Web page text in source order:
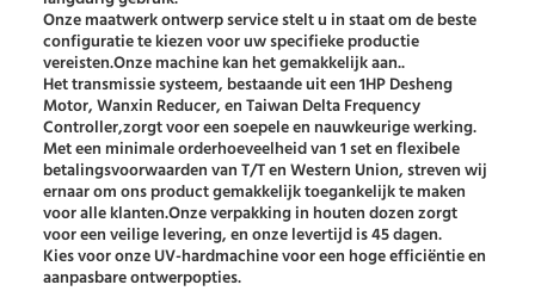
Onze maatwerk ontwerp service stelt u in staat om de beste
configuratie te kiezen voor uw specifieke productie
vereisten.Onze machine kan het gemakkelijk aan..
Het transmissie systeem, bestaande uit een 1HP Desheng
Motor, Wanxin Reducer, en Taiwan Delta Frequency
Controller,zorgt voor een soepele en nauwkeurige werking.
Met een minimale orderhoeveelheid van 1 set en flexibele
betalingsvoorwaarden van T/T en Western Union, streven wij
ernaar om ons product gemakkelijk toegankelijk te maken
voor alle klanten.Onze verpakking in houten dozen zorgt
voor een veilige levering, en onze levertijd is 45 dagen.
Kies voor onze UV-hardmachine voor een hoge efficiëntie en
aanpasbare ontwerpopties.